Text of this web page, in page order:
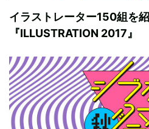
イラストレーター150組を
『ILLUSTRATION 2017』